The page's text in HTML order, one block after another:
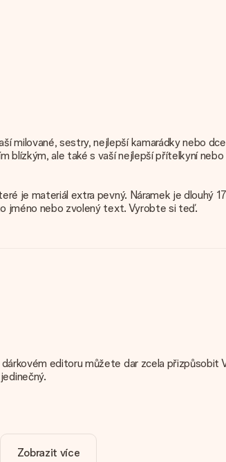
sestry, nejlepší kamarádky nebo
ale také s vaší nejlepší přítelkyní
je materiál extra pevný. Náramek je
jméno nebo zvolený text. Vyrobte si teď.
editoru můžete dar zcela
kvalitní fotografie. Pokud si nejste jisti
Zobrazit více